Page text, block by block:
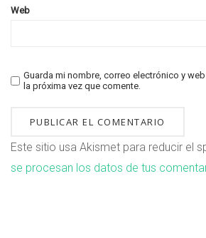
Web
Guarda mi nombre, correo electrónico y
la próxima vez que comente.
Este sitio usa Akismet para reducir el
se procesan los datos de tus